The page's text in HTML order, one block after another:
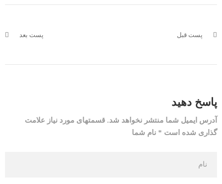
پست قبل پست بعد
پاسخ دهید
آدرس ایمیل شما منتشر نخواهد شد. قسمتهای مورد نیاز علامت
گذاری شده است * نام شما